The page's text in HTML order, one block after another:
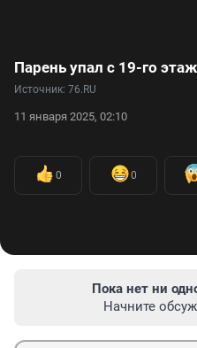
Парень упал с 19-го
Источник: 76.RU
11 января 2025, 02:10
0 0
Пока нет ни
Начните